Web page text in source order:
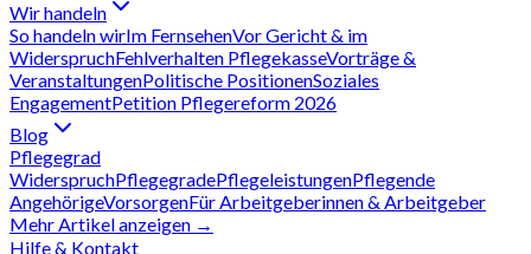
Wir handeln
So handeln wirIm FernsehenVor Gericht & im
WiderspruchFehlverhalten PflegekasseVorträge &
VeranstaltungenPolitische PositionenSoziales
EngagementPetition Pflegereform 2026
Blog
Pflegegrad
WiderspruchPflegegradePflegeleistungenPflegende
AngehörigeVorsorgenFür Arbeitgeberinnen & Arbeitgeber
Mehr Artikel anzeigen →
Hilfe & Kontakt